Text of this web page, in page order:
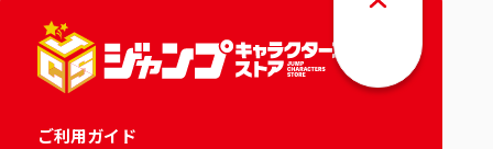
ご利用ガイド